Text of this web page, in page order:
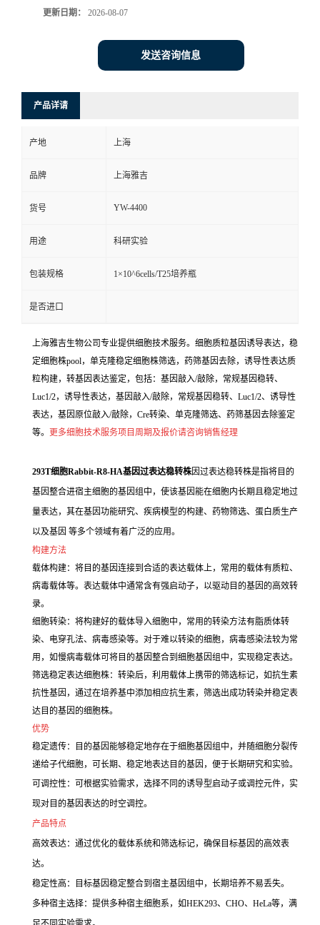
更新日期： 2026-08-07
发送咨询信息
产品详请
产地 上海
品牌 上海雅吉
货号 YW-4400
用途 科研实验
包装规格 1×10^6cells/T25培养瓶
是否进口
上海雅吉生物公司专业提供细胞技术服务。细胞质粒基因诱导表达，稳
定细胞株pool，单克隆稳定细胞株筛选，药筛基因去除，诱导性表达质
粒构建，转基因表达鉴定，包括：基因敲入/敲除，常规基因稳转、
Luc1/2，诱导性表达，基因敲入/敲除，常规基因稳转、Luc1/2、诱导性
表达，基因原位敲入/敲除，Cre转染、单克隆筛选、药筛基因去除鉴定
等。 更多细胞技术服务项目周期及报价请咨询销售经理
293T细胞Rabbit-R8-HA基因过表达稳转株因过表达稳转株是指将目的
基因整合进宿主细胞的基因组中，使该基因能在细胞内长期且稳定地过
量表达，其在基因功能研究、疾病模型的构建、药物筛选、蛋白质生产
以及基因 等多个领域有着广泛的应用。
构建方法
载体构建：将目的基因连接到合适的表达载体上，常用的载体有质粒、
病毒载体等。表达载体中通常含有强启动子，以驱动目的基因的高效转
录。
细胞转染：将构建好的载体导入细胞中，常用的转染方法有脂质体转
染、电穿孔法、病毒感染等。对于难以转染的细胞，病毒感染法较为常
用，如慢病毒载体可将目的基因整合到细胞基因组中，实现稳定表达。
筛选稳定表达细胞株：转染后，利用载体上携带的筛选标记，如抗生素
抗性基因，通过在培养基中添加相应抗生素，筛选出成功转染并稳定表
达目的基因的细胞株。
优势
稳定遗传：目的基因能够稳定地存在于细胞基因组中，并随细胞分裂传
递给子代细胞，可长期、稳定地表达目的基因，便于长期研究和实验。
可调控性：可根据实验需求，选择不同的诱导型启动子或调控元件，实
现对目的基因表达的时空调控。
产品特点
高效表达：通过优化的载体系统和筛选标记，确保目标基因的高效表
达。
稳定性高：目标基因稳定整合到宿主基因组中，长期培养不易丢失。
多种宿主选择：提供多种宿主细胞系，如HEK293、CHO、HeLa等，满